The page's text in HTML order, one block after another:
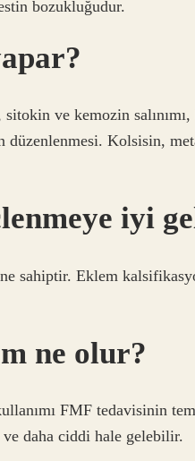
bozukluğudur.
ve kemozin salınımı,
Kolsisin,
iyi
Eklem
ne olur?
FMF tedavisinin
ve daha ciddi hale gelebilir.